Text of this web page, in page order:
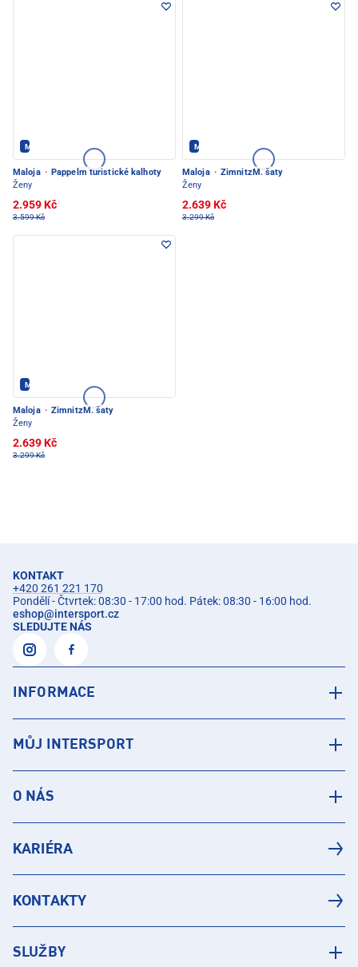
Maloja - PEC POD SNĚŽKOU
Maloja · Pappelm turistické kalhoty
Ženy
2.959 Kč
3.599 Kč
Maloja - PEC POD SNĚŽKOU
Maloja · ZimnitzM. šaty
Ženy
2.639 Kč
3.299 Kč
Maloja - PEC POD SNĚŽKOU
Maloja · ZimnitzM. šaty
Ženy
2.639 Kč
3.299 Kč
KONTAKT
+420 261 221 170
Pondělí - Čtvrtek: 08:30 - 17:00 hod. Pátek: 08:30 - 16:00 hod.
eshop@intersport.cz
SLEDUJTE NÁS
INFORMACE
MŮJ INTERSPORT
O NÁS
KARIÉRA
KONTAKTY
SLUŽBY